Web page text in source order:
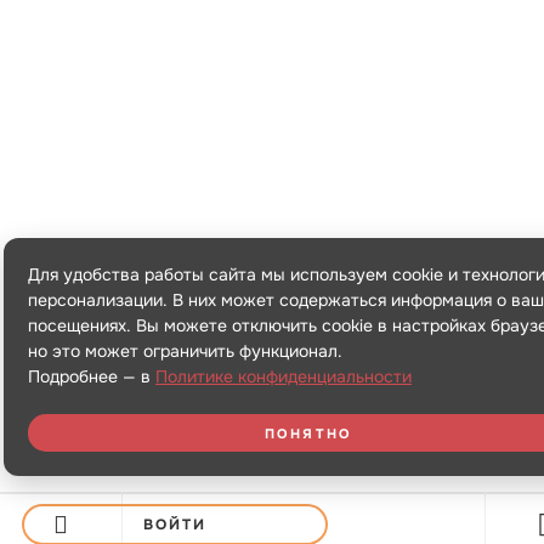
ВОЙТИ
Для удобства работы сайта мы используем cookie и
персонализации. В них может содержаться информация о
посещениях. Вы можете отключить cookie в настройках
но это может ограничить функционал.
Подробнее — в Политике конфиденциальности
ПОНЯТНО